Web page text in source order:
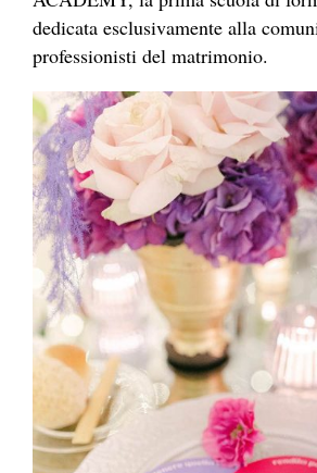
dedicata esclusivamente alla
professionisti del matrimonio.